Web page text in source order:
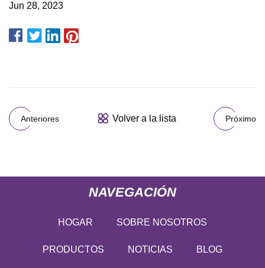
Jun 28, 2023
Anteriores Volver a la lista Próximo
NAVEGACIÓN
HOGAR SOBRE NOSOTROS
PRODUCTOS NOTICIAS BLOG